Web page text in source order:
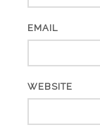
EMAIL
WEBSITE